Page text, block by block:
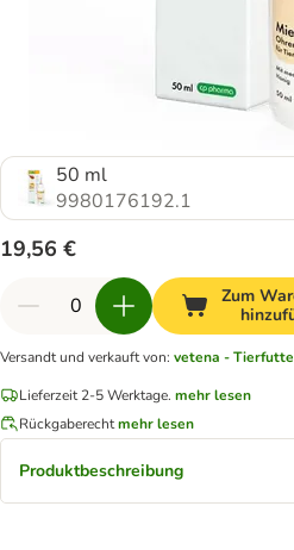
50 ml
9980176192.1
19,56 €
Zum
Versandt und verkauft von: vetena -
Lieferzeit 2-5 Werktage. mehr lesen
Rückgaberechtmehr lesen
Produktbeschreibung